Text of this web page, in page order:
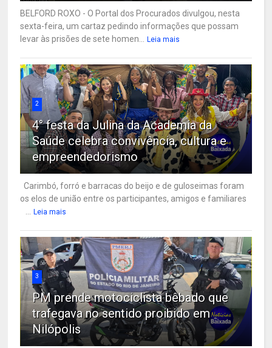
BELFORD ROXO - O Portal dos Procurados divulgou, nesta
sexta-feira, um cartaz pedindo informações que possam
levar às prisões de sete homen...
Leia mais
2
4° festa da Julina da Academia da
Saúde celebra convivência, cultura e
empreendedorismo
Carimbó, forró e barracas do beijo e de guloseimas foram
os elos de união entre os participantes, amigos e familiares
Leia mais
3
PM prende motociclista bêbado que
trafegava no sentido proibido em
Nilópolis